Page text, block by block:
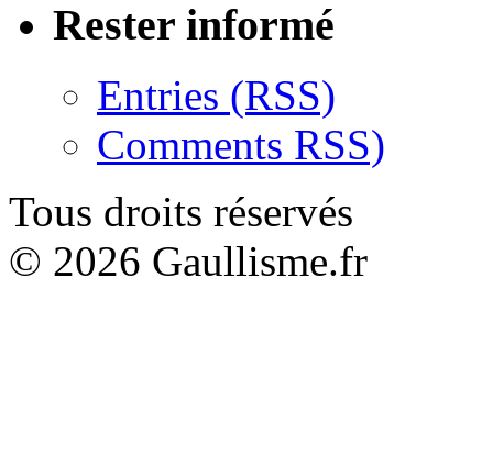
Rester informé
Entries (RSS)
Comments RSS)
Tous droits réservés
© 2026 Gaullisme.fr